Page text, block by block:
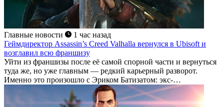
Главные новости
1 час назад
Геймдиректор Assassin’s Creed Valhalla вернулся в Ubisoft и
возглавил всю франшизу
Уйти из франшизы после её самой спорной части и вернуться
туда же, но уже главным — редкий карьерный разворот.
Именно это произошло с Эриком Батизатом: экс-
геймдиректор Assassin's Creed Valhalla снова в Ubisoft, и
теперь под его контролем не одна игра,...